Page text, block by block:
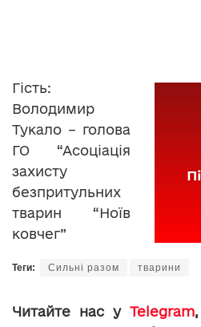
Гість:
Володимир
Тукало – голова
ГО “Асоціація
захисту
безпритульних
тварин “Ноїв
ковчег”
Теги: Сильні разом тварини
Читайте нас у Telegram,